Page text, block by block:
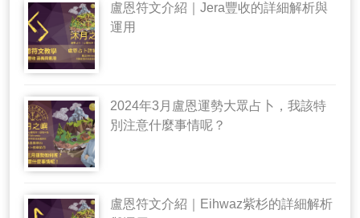
盧恩符文介紹｜Jera豐收的詳細解析與
運用
2024年3月盧恩運勢大眾占卜，我該特
別注意什麼事情呢？
盧恩符文介紹｜Eihwaz紫杉的詳細解析